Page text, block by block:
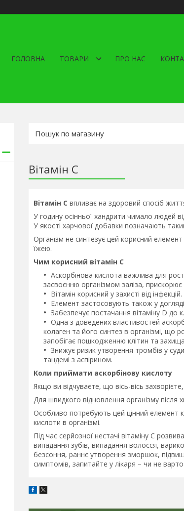
ГОЛОВНА ТОВАРИ ПРО НАС
Вітамін C
Вітамін С впливає на здоровий спосіб
У годину осінньої хандрити чимало людей
У якості харчової добавки позначають
Організм не синтезує цей корисний
їжею.
Чим корисний вітамін С
Аскорбінова кислота важлива для
засвоєнню організмом заліза,
Вітамін корисний у захисті від
Елемент застосовують також у
Забезпечує постачання вітаміну D до
Одна з доведених властивостей
колаген та його синтез в організмі, що
запобігає пошкодженню клітин та
Знижує ризик утворення тромбів у
тандемі з аспірином.
Коли приймати аскорбінову кислоту
Якщо ви відчуваєте, що вісь-вісь
Для швидкого відновлення організму
Особливо потребують цей цінний елемент
кислоти в організмі.
Під час серйозної нестачі вітаміну С
випадання зубів, випадання волосся,
безсоння, раннє утворення зморшок,
симптомів, запитайте у лікаря – чи не